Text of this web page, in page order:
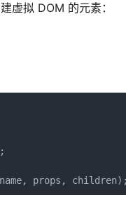
虚拟 DOM 的元素：
props, children);